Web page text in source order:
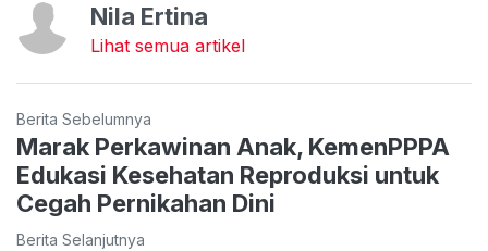
Nila Ertina
Lihat semua artikel
Berita Sebelumnya
Marak Perkawinan Anak, KemenPPPA
Edukasi Kesehatan Reproduksi untuk
Cegah Pernikahan Dini
Berita Selanjutnya